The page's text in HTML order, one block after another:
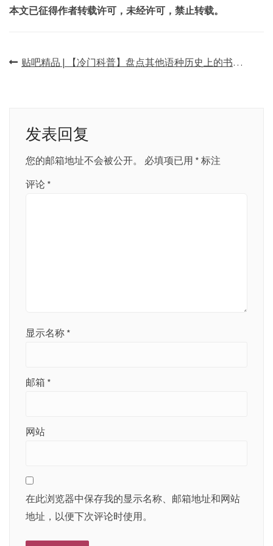
本文已征得作者转载许可，未经许可，禁止转载。
文
航
贴吧精品 | 【冷门科普】盘点其他语种历史上的书法著作与大师
发表回复
您的邮箱地址不会被公开。 必填项已用 * 标注
评论 *
显示名称 *
邮箱 *
网站
在此浏览器中保存我的显示名称、邮箱地址和网站
地址，以便下次评论时使用。